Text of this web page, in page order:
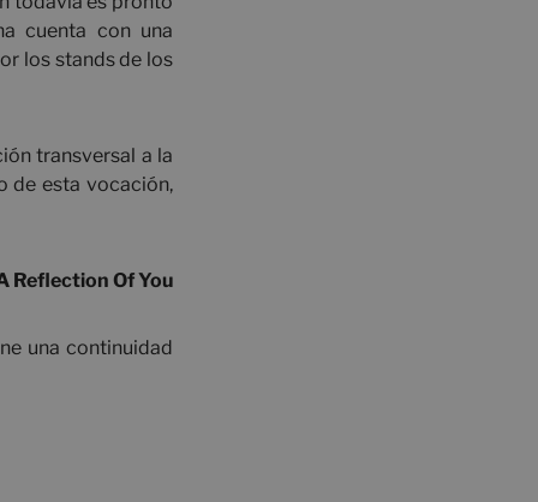
cuenta con una
los stands de los
transversal a la
de esta vocación,
Reflection Of You
una continuidad